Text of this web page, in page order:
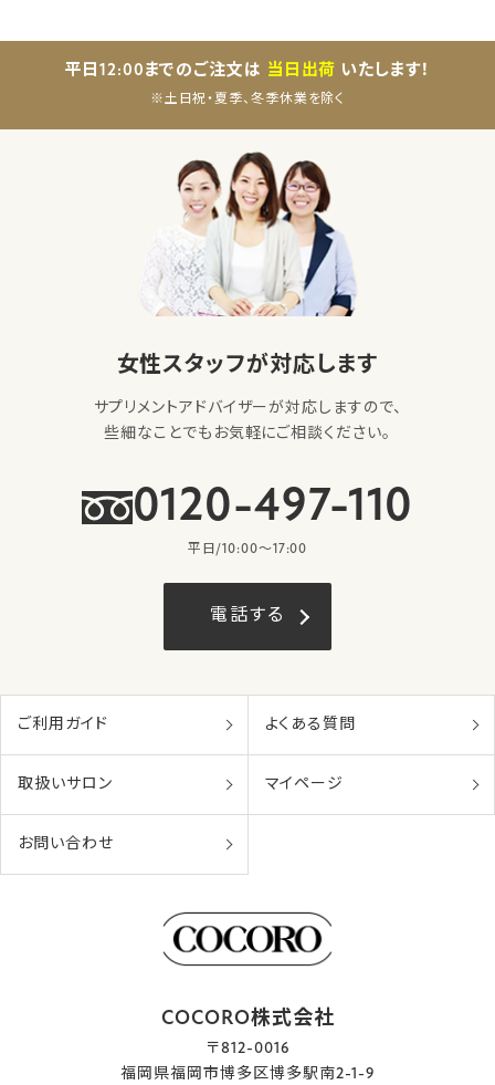
平日12:00までのご注文は 当日出荷 いたします！
※土日祝・夏季、冬季休業を除く
女性スタッフが対応します
サプリメントアドバイザーが対応しますので、
些細なことでもお気軽にご相談ください。
0120-497-110
平日/10:00〜17:00
電話する
ご利用ガイド よくある質問
取扱いサロン マイページ
お問い合わせ
COCORO株式会社
〒812-0016
福岡県福岡市博多区博多駅南2-1-9